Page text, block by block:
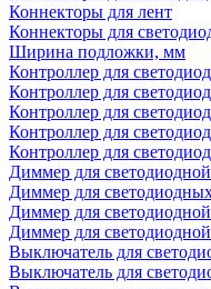
Коннекторы для лент
Коннекторы для
Ширина подложки, мм
Контроллер для
Контроллер для
Контроллер для
Контроллер для
Контроллер для
Диммер для
Диммер для
Диммер для
Диммер для
Выключатель для
Выключатель для